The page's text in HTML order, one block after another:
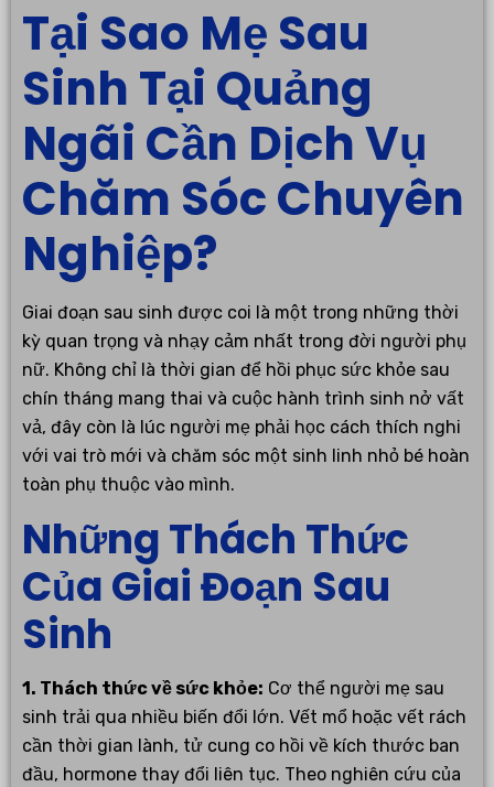
Tại Sao Mẹ Sau
Sinh Tại Quảng
Ngãi Cần Dịch Vụ
Chăm Sóc Chuyên
Nghiệp?
Giai đoạn sau sinh được coi là một trong những thời
kỳ quan trọng và nhạy cảm nhất trong đời người phụ
nữ. Không chỉ là thời gian để hồi phục sức khỏe sau
chín tháng mang thai và cuộc hành trình sinh nở vất
vả, đây còn là lúc người mẹ phải học cách thích nghi
với vai trò mới và chăm sóc một sinh linh nhỏ bé hoàn
toàn phụ thuộc vào mình.
Những Thách Thức
Của Giai Đoạn Sau
Sinh
1. Thách thức về sức khỏe: Cơ thể người mẹ sau
sinh trải qua nhiều biến đổi lớn. Vết mổ hoặc vết rách
cần thời gian lành, tử cung co hồi về kích thước ban
đầu, hormone thay đổi liên tục. Theo nghiên cứu của